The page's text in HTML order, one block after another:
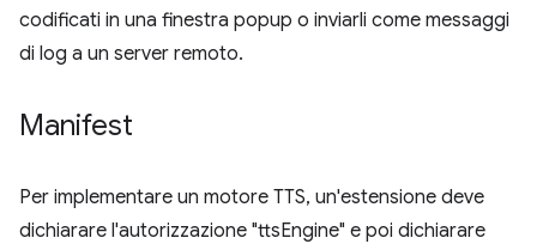
codificati in una finestra popup o inviarli come messaggi
di log a un server remoto.
Manifest
Per implementare un motore TTS, un'estensione deve
dichiarare l'autorizzazione "ttsEngine" e poi dichiarare